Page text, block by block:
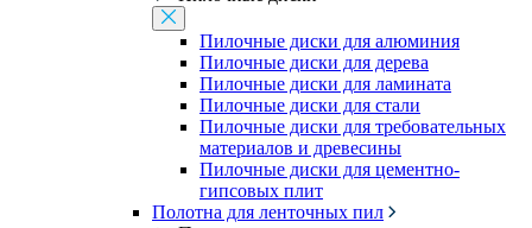
Пилочные диски для алюминия
Пилочные диски для дерева
Пилочные диски для ламината
Пилочные диски для стали
Пилочные диски для требовательных
материалов и древесины
Пилочные диски для цементно-
гипсовых плит
Полотна для ленточных пил